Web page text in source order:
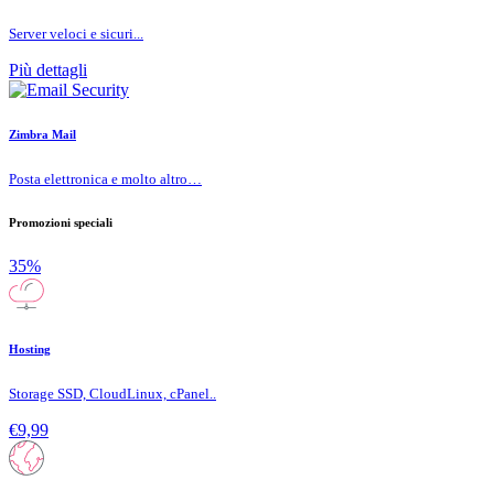
Server veloci e sicuri...
Più dettagli
Zimbra Mail
Posta elettronica e molto altro…
Promozioni speciali
35%
Hosting
Storage SSD, CloudLinux, cPanel..
€9,99